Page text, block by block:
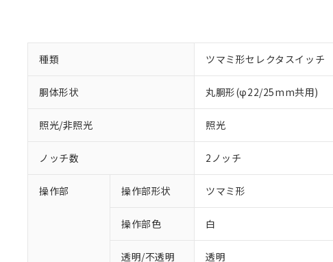
種類 ツマミ形セレクタスイッチ
胴体形状 丸胴形(φ22/25mm共用)
照光/非照光 照光
ノッチ数 2ノッチ
操作部 操作部形状 ツマミ形
操作部色 白
透明/不透明 透明